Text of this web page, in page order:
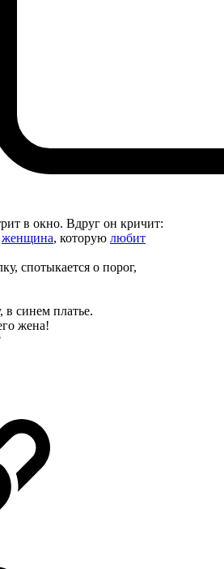
в окно. Вдруг он кричит:
женщина, которую любит
спотыкается о порог,
синем платье.
жена!